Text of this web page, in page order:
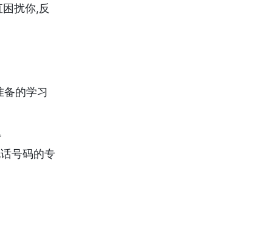
扰你,反
的学习
号码的专